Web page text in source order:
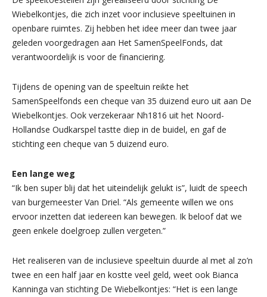
Wiebelkontjes, die zich inzet voor inclusieve speeltuinen in
openbare ruimtes. Zij hebben het idee meer dan twee jaar
geleden voorgedragen aan Het SamenSpeelFonds, dat
verantwoordelijk is voor de financiering.
Tijdens de opening van de speeltuin reikte het
SamenSpeelfonds een cheque van 35 duizend euro uit aan De
Wiebelkontjes. Ook verzekeraar Nh1816 uit het Noord-
Hollandse Oudkarspel tastte diep in de buidel, en gaf de
stichting een cheque van 5 duizend euro.
Een lange weg
“Ik ben super blij dat het uiteindelijk gelukt is”, luidt de speech
van burgemeester Van Driel. “Als gemeente willen we ons
ervoor inzetten dat iedereen kan bewegen. Ik beloof dat we
geen enkele doelgroep zullen vergeten.”
Het realiseren van de inclusieve speeltuin duurde al met al zo’n
twee en een half jaar en kostte veel geld, weet ook Bianca
Kanninga van stichting De Wiebelkontjes: “Het is een lange